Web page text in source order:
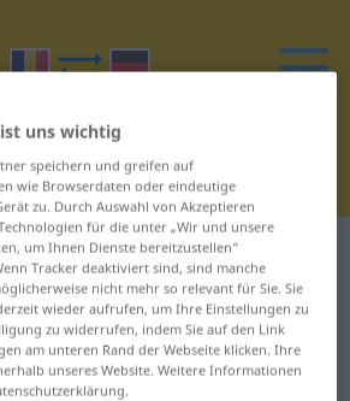
Wörterbuch Y
die mit Y
uns wichtig
speichern und greifen auf
wie Browserdaten oder eindeutige
zu. Durch Auswahl von Akzeptieren
für die unter „Wir und unsere
um Ihnen Dienste bereitzustellen“
Tracker deaktiviert sind, sind manche
nicht mehr so relevant für Sie. Sie
wieder aufrufen, um Ihre Einstellungen zu
zu widerrufen, indem Sie auf den Link
am unteren Rand der Webseite klicken. Ihre
unseres Website. Weitere Informationen